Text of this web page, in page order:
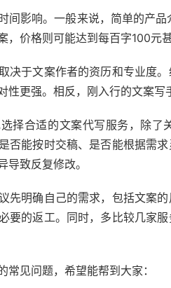
间影响。一般来说，简单的产
，价格则可能达到每百字100元甚
决于文案作者的资历和专业度
性更强。相反，刚入行的文案写
择合适的文案代写服务，除了
否能按时交稿、是否能根据需
导致反复修改。
先明确自己的需求，包括文案
要的返工。同时，多比较几家
见问题，希望能帮到大家：